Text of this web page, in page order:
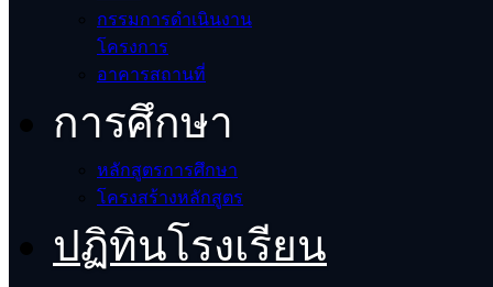
กรรมการดำเนินงาน
โครงการ
อาคารสถานที่
การศึกษา
หลักสูตรการศึกษา
โครงสร้างหลักสูตร
ปฏิทินโรงเรียน